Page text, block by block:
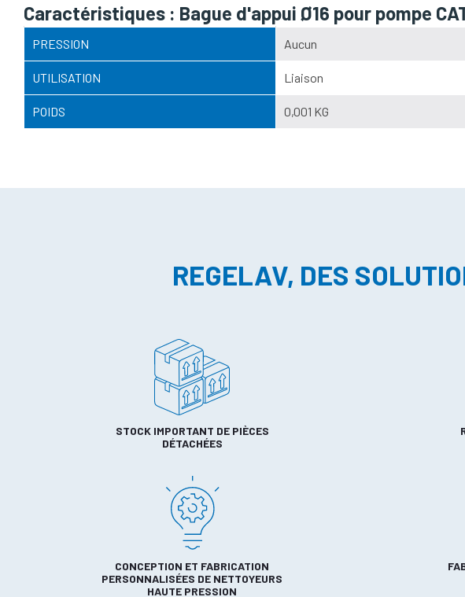
Caractéristiques : Bague d'appui Ø16 pour pompe
PRESSION Aucun
UTILISATION Liaison
POIDS 0,001 KG
REGELAV, DES
STOCK IMPORTANT DE PIÈCES
DÉTACHÉES
CONCEPTION ET FABRICATION
PERSONNALISÉES DE NETTOYEURS
HAUTE PRESSION